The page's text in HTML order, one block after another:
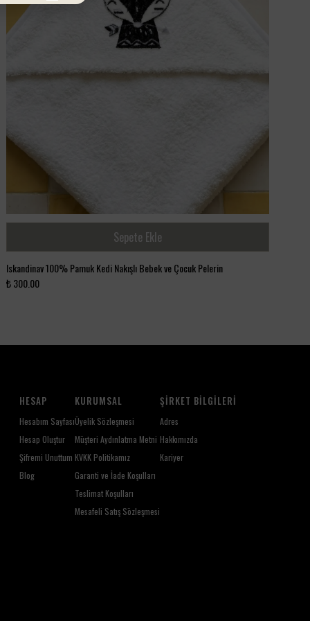
MİNTEKS’in 100% pamuk fil nakışlı bebek ve çocuk
pelerinleri, estetik ve işlevselliği bir araya getirerek,
Sepete Ekle
Iskandinav 100% Pamuk Kedi Nakışlı Bebek ve Çocuk Pelerin
₺ 300.00
HESAP
Hesabım Sayfası
Hesap Oluştur
Şifremi Unuttum
Blog
KURUMSAL
Üyelik Sözleşmesi
Müşteri Aydınlatma Metni
KVKK Politikamız
Garanti ve İade Koşulları
Teslimat Koşulları
Mesafeli Satış Sözleşmesi
ŞIRKET BILGILERI
Adres
Hakkımızda
Kariyer